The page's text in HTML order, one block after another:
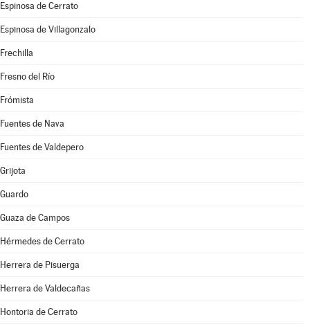
Espinosa de Cerrato
Espinosa de Villagonzalo
Frechilla
Fresno del Río
Frómista
Fuentes de Nava
Fuentes de Valdepero
Grijota
Guardo
Guaza de Campos
Hérmedes de Cerrato
Herrera de Pisuerga
Herrera de Valdecañas
Hontoria de Cerrato